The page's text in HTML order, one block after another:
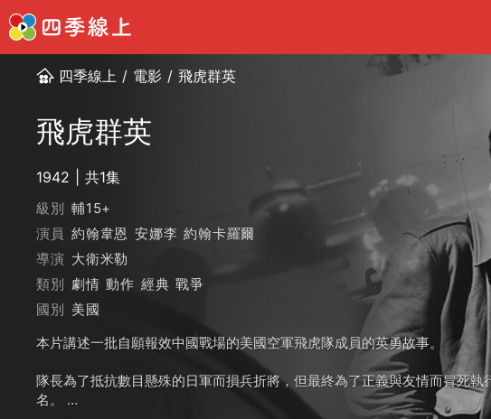
四季線上 / 電影 / 飛虎群英
飛虎群英
1942 共1集
級別 輔15+
演員 約翰韋恩 安娜李 約翰卡羅爾
導演 大衛米勒
類別 劇情 動作 經典 戰爭
國別 美國
本片講述一批自願報效中國戰場的美國空軍飛虎隊成員的英勇故事。
隊長為了抵抗數目懸殊的日軍而損兵折將，但最終為了正義與友情而冒死執
名。